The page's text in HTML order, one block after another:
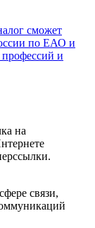
сможет
по ЕАО и
профессий и
на
связи,